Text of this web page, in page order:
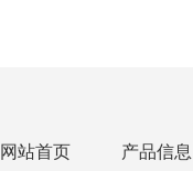
网站首页 产品信息